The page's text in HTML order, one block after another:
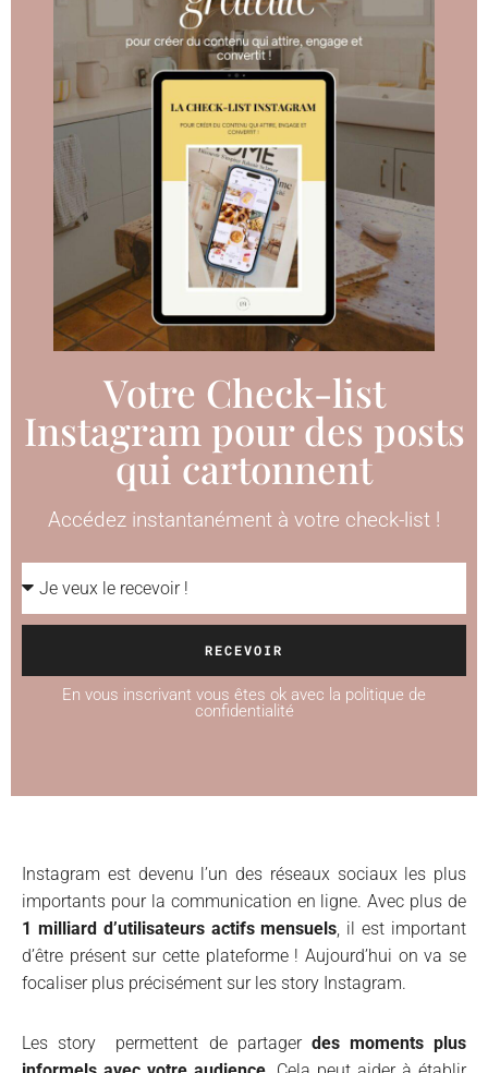
Votre Check-list
Instagram pour des posts
qui cartonnent
Accédez instantanément à votre check-list !
RECEVOIR
En vous inscrivant vous êtes ok avec la politique de
confidentialité
Instagram est devenu l’un des réseaux sociaux les plus
importants pour la communication en ligne. Avec plus de
1 milliard d’utilisateurs actifs mensuels , il est important
d’être présent sur cette plateforme ! Aujourd’hui on va se
focaliser plus précisément sur les story Instagram.
Les story permettent de partager des moments plus